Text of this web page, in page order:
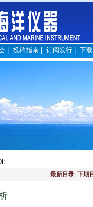
投稿指南 订阅发行 下
:
最新目录 下期